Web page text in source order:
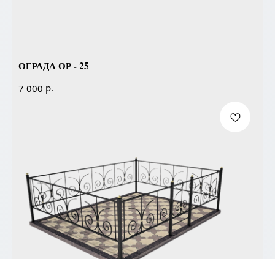
ОГРАДА ОР - 25
7 000 р.